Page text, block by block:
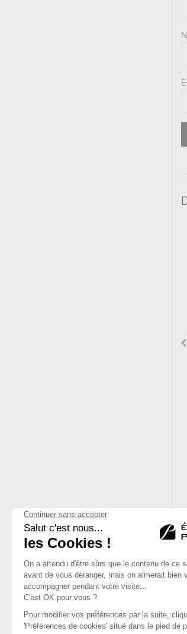
UN VERTIGE
SANS NOM
Poésie
ATTENTE
REPRÉSAILLES
Poésie